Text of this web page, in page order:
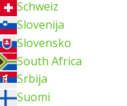
Schweiz
Slovenija
Slovensko
South Africa
Srbija
Suomi